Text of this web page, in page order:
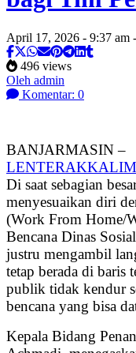
April 17, 2026 - 9:37 am
496 views
Oleh admin
Komentar: 0
BANJARMASIN –
Di saat sebagian
menyesuaikan diri
(Work From Home/
Bencana Dinas
justru mengambil
tetap berada di baris
publik tidak kendur
bencana yang bisa
Kepala Bidang